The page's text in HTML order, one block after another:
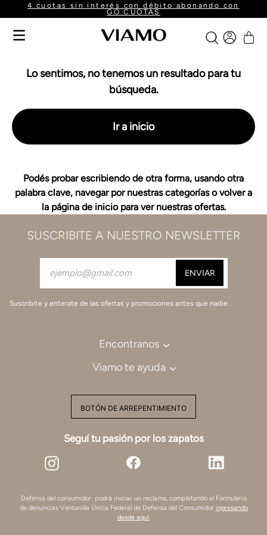
4 cuotas sin interés con débito abonando con
GO CUOTAS
Lo sentimos, no tenemos un resultado para tu
búsqueda.
Ir a inicio
Podés probar escribiendo de otra forma, usando otra
palabra clave, navegar por nuestras categorías o volver a
la página de inicio para ver nuestras ofertas.
SUSCRIBITE A NUESTRO NEWSLETTER
Suscribite y enterate de las ofertas y promociones antes que nadie.
Encontranos
Viamo te ayuda
BOTÓN DE ARREPENTIMIENTO
Seguí tu pasión por los zapatos
Defensa del consumidor: podrá iniciar un reclamo, completando el Formulario
de denuncias Ventanilla Única Federal de Defensa del Consumidor ingresando
desde aquí.